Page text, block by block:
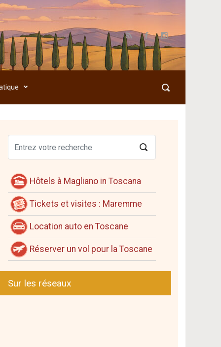
Hôtels à Magliano in Toscana
Tickets et visites : Maremme
Location auto en Toscane
Réserver un vol pour la Toscane
Sur les réseaux